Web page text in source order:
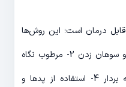
درمان است؛ این روش‌ها
عبارتند از: 1- قرار دادن در آب گرم و سوهان زدن 2- مرطوب نگاه
داشتن 3- استفاده از کرم‌های لایه بردار 4- استفاده از پدها و